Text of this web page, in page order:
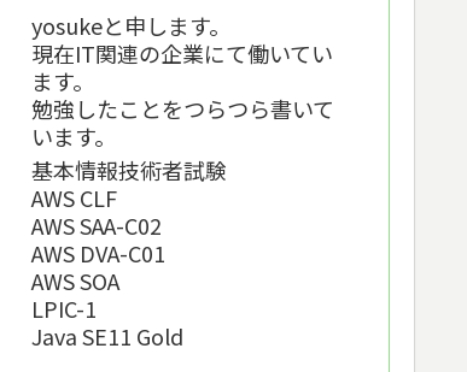
yosukeと申します。
現在IT関連の企業にて働いてい
ます。
勉強したことをつらつら書いて
います。
基本情報技術者試験
AWS CLF
AWS SAA-C02
AWS DVA-C01
AWS SOA
LPIC-1
Java SE11 Gold